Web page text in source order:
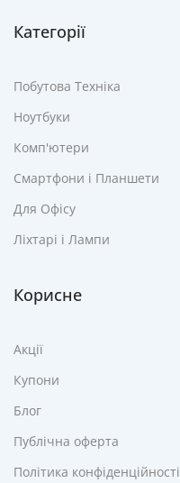
Категорії
Побутова Техніка
Ноутбуки
Комп'ютери
Смартфони і Планшети
Для Офісу
Ліхтарі і Лампи
Корисне
Акції
Купони
Блог
Публічна оферта
Політика конфіденційності